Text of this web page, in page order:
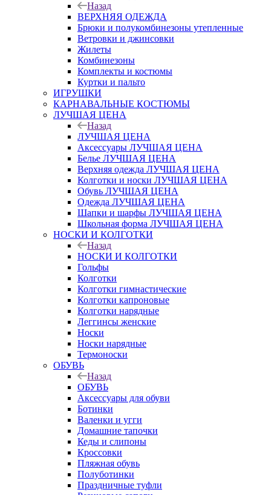
Назад
ВЕРХНЯЯ ОДЕЖДА
Брюки и полукомбинезоны утепленные
Ветровки и джинсовки
Жилеты
Комбинезоны
Комплекты и костюмы
Куртки и пальто
ИГРУШКИ
КАРНАВАЛЬНЫЕ КОСТЮМЫ
ЛУЧШАЯ ЦЕНА
Назад
ЛУЧШАЯ ЦЕНА
Аксессуары ЛУЧШАЯ ЦЕНА
Белье ЛУЧШАЯ ЦЕНА
Верхняя одежда ЛУЧШАЯ ЦЕНА
Колготки и носки ЛУЧШАЯ ЦЕНА
Обувь ЛУЧШАЯ ЦЕНА
Одежда ЛУЧШАЯ ЦЕНА
Шапки и шарфы ЛУЧШАЯ ЦЕНА
Школьная форма ЛУЧШАЯ ЦЕНА
НОСКИ И КОЛГОТКИ
Назад
НОСКИ И КОЛГОТКИ
Гольфы
Колготки
Колготки гимнастические
Колготки капроновые
Колготки нарядные
Леггинсы женские
Носки
Носки нарядные
Термоноски
ОБУВЬ
Назад
ОБУВЬ
Аксессуары для обуви
Ботинки
Валенки и угги
Домашние тапочки
Кеды и слипоны
Кроссовки
Пляжная обувь
Полуботинки
Праздничные туфли